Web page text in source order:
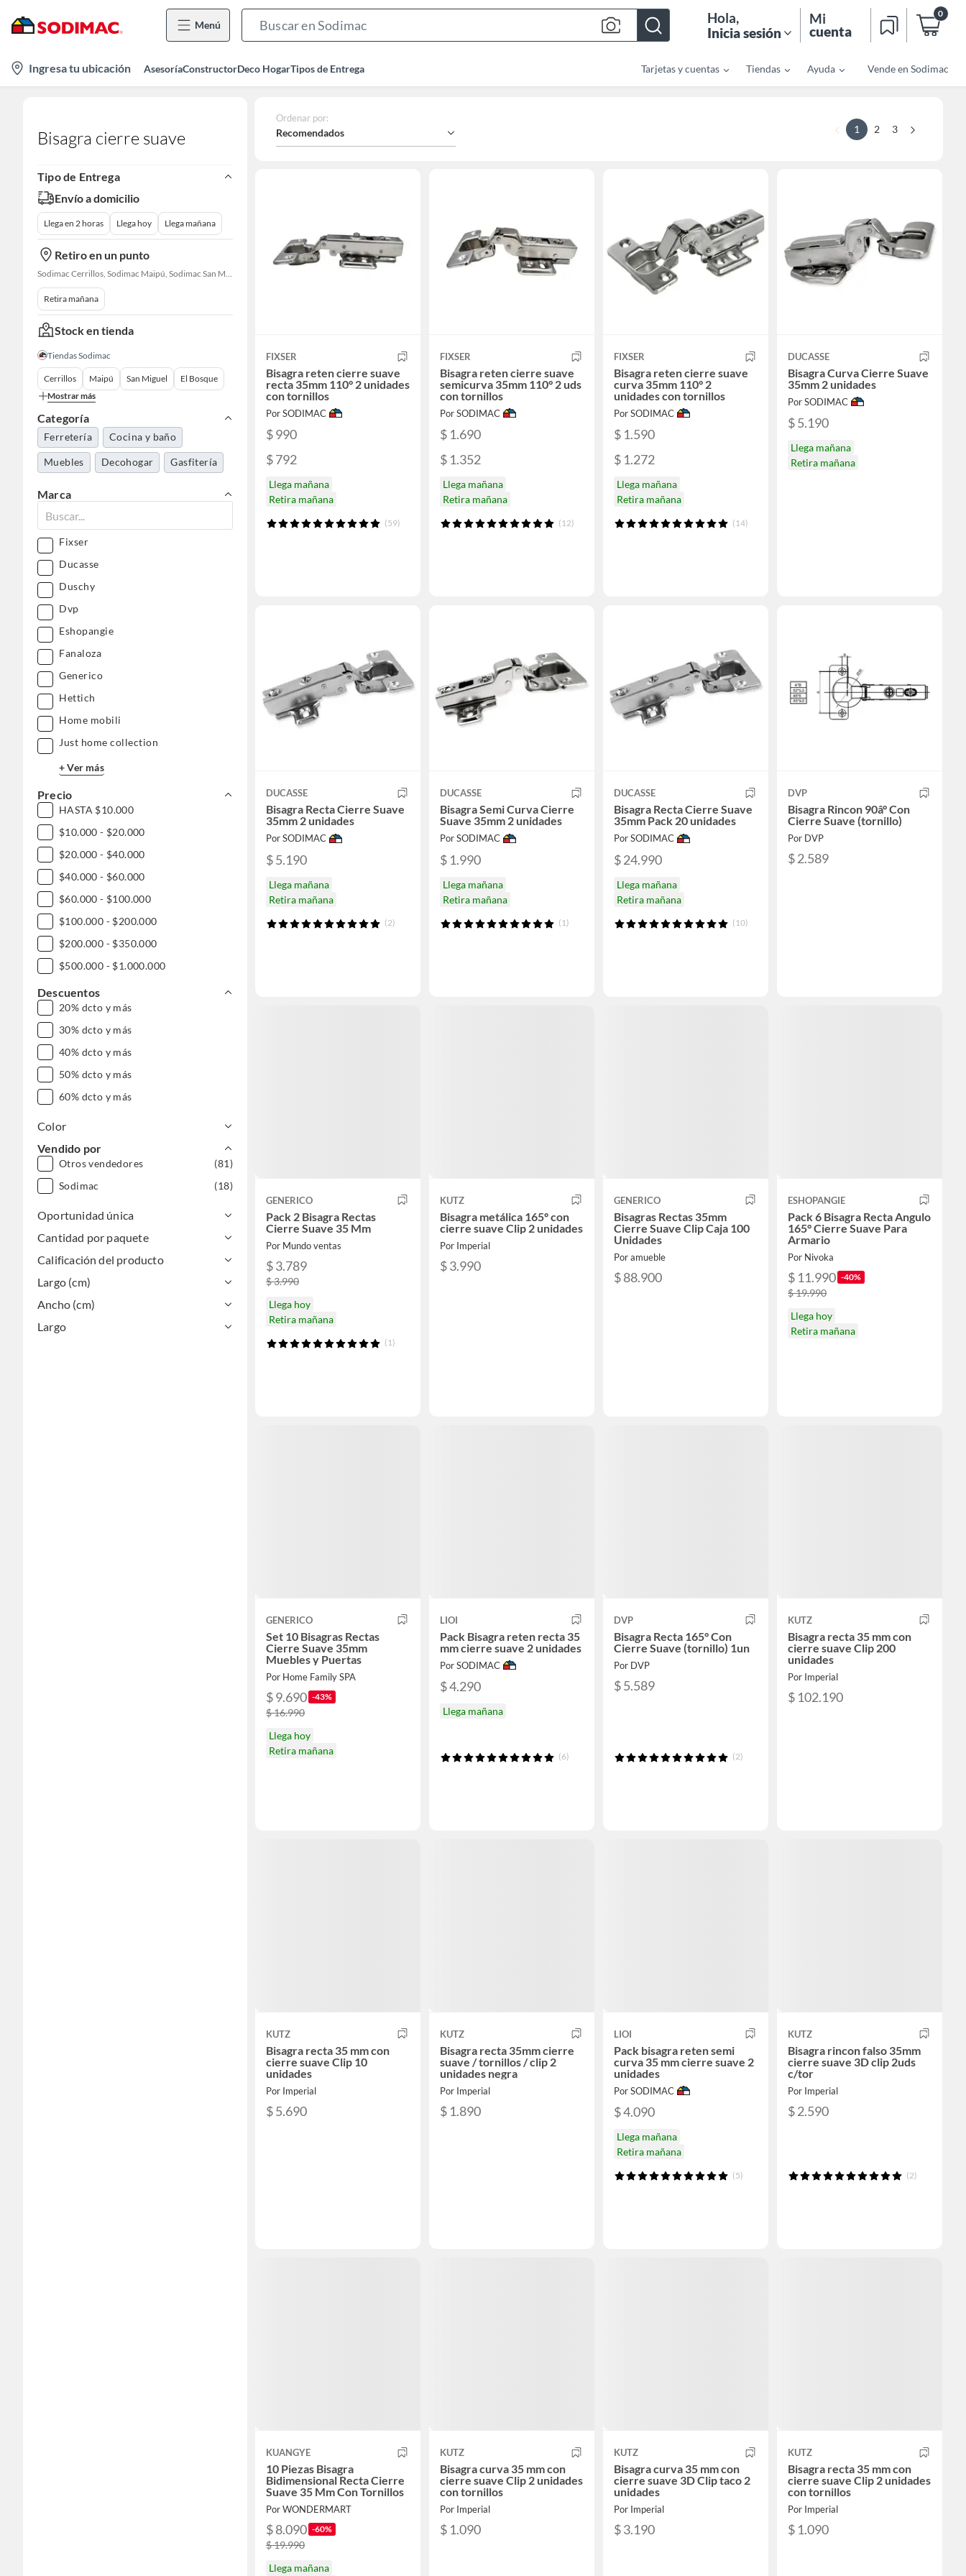
Menú
Bar
Hola,
Inicia sesión
Mi
cuenta
0
location-
icon
Ingresa tu ubicación AsesoríaConstructorDeco HogarTipos de Entrega Tarjetas y cuentas Tiendas Ayuda Vende en Sodimac
Bisagra cierre suave
Tipo de Entrega
Envío a domicilio
Llega en 2 horas Llega hoy Llega mañana
Retiro en un punto
Sodimac Cerrillos, Sodimac Maipú, Sodimac San Miguel, Sodimac El Bosque, Sodimac San Bernardo, Sodimac Talagante, Sodimac San Fernando
Retira mañana
Stock en tienda
Tiendas Sodimac
Cerrillos Maipú San Miguel
El Bosque
Mostrar más
Categoría
Ferretería Cocina y baño
Muebles Decohogar Gasfitería
Marca
Fixser
Ducasse
Duschy
Dvp
Eshopangie
Fanaloza
Generico
Hettich
Home mobili
Just home collection
+ Ver más
Precio
HASTA $10.000
$10.000 - $20.000
$20.000 - $40.000
$40.000 - $60.000
$60.000 - $100.000
$100.000 - $200.000
$200.000 - $350.000
$500.000 - $1.000.000
Descuentos
20% dcto y más
30% dcto y más
40% dcto y más
50% dcto y más
60% dcto y más
Color
Vendido por
Otros vendedores
(81)
Sodimac
(18)
Oportunidad única
Cantidad por paquete
Calificación del producto
Largo (cm)
Ancho (cm)
Largo
Ordenar por:
Recomendados 1 2 3
FIXSER
Bisagra reten cierre suave
recta 35mm 110° 2 unidades
con tornillos
Por SODIMAC
$ 990
$ 792
Llega mañana
Retira mañana
(59)
FIXSER
Bisagra reten cierre suave
semicurva 35mm 110° 2 uds
con tornillos
Por SODIMAC
$ 1.690
$ 1.352
Llega mañana
Retira mañana
(12)
FIXSER
Bisagra reten cierre suave
curva 35mm 110° 2
unidades con tornillos
Por SODIMAC
$ 1.590
$ 1.272
Llega mañana
Retira mañana
(14)
DUCASSE
Bisagra Curva Cierre Suave
35mm 2 unidades
Por SODIMAC
$ 5.190
Llega mañana
Retira mañana
DUCASSE
Bisagra Recta Cierre Suave
35mm 2 unidades
Por SODIMAC
$ 5.190
Llega mañana
Retira mañana
(2)
DUCASSE
Bisagra Semi Curva Cierre
Suave 35mm 2 unidades
Por SODIMAC
$ 1.990
Llega mañana
Retira mañana
(1)
DUCASSE
Bisagra Recta Cierre Suave
35mm Pack 20 unidades
Por SODIMAC
$ 24.990
Llega mañana
Retira mañana
(10)
DVP
Bisagra Rincon 90â° Con
Cierre Suave (tornillo)
Por DVP
$ 2.589
GENERICO
Pack 2 Bisagra Rectas
Cierre Suave 35 Mm
Por Mundo ventas
$ 3.789
$ 3.990
Llega hoy
Retira mañana
(1)
KUTZ
Bisagra metálica 165º con
cierre suave Clip 2 unidades
Por Imperial
$ 3.990
GENERICO
Bisagras Rectas 35mm
Cierre Suave Clip Caja 100
Unidades
Por amueble
$ 88.900
ESHOPANGIE
Pack 6 Bisagra Recta Angulo
165° Cierre Suave Para
Armario
Por Nivoka
$ 11.990 -40%
$ 19.990
Llega hoy
Retira mañana
GENERICO
Set 10 Bisagras Rectas
Cierre Suave 35mm
Muebles y Puertas
Por Home Family SPA
$ 9.690 -43%
$ 16.990
Llega hoy
Retira mañana
LIOI
Pack Bisagra reten recta 35
mm cierre suave 2 unidades
Por SODIMAC
$ 4.290
Llega mañana
(6)
DVP
Bisagra Recta 165° Con
Cierre Suave (tornillo) 1un
Por DVP
$ 5.589
(2)
KUTZ
Bisagra recta 35 mm con
cierre suave Clip 200
unidades
Por Imperial
$ 102.190
KUTZ
Bisagra recta 35 mm con
cierre suave Clip 10
unidades
Por Imperial
$ 5.690
KUTZ
Bisagra recta 35mm cierre
suave / tornillos / clip 2
unidades negra
Por Imperial
$ 1.890
LIOI
Pack bisagra reten semi
curva 35 mm cierre suave 2
unidades
Por SODIMAC
$ 4.090
Llega mañana
Retira mañana
(5)
KUTZ
Bisagra rincon falso 35mm
cierre suave 3D clip 2uds
c/tor
Por Imperial
$ 2.590
(2)
KUANGYE
10 Piezas Bisagra
Bidimensional Recta Cierre
Suave 35 Mm Con Tornillos
Por WONDERMART
$ 8.090 -60%
$ 19.990
Llega mañana
KUTZ
Bisagra curva 35 mm con
cierre suave Clip 2 unidades
con tornillos
Por Imperial
$ 1.090
KUTZ
Bisagra curva 35 mm con
cierre suave 3D Clip taco 2
unidades
Por Imperial
$ 3.190
KUTZ
Bisagra recta 35 mm con
cierre suave Clip 2 unidades
con tornillos
Por Imperial
$ 1.090